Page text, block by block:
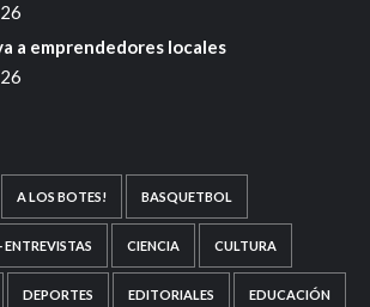
a emprendedores locales
A LOS BOTES! BASQUETBOL
CIENCIA CULTURA
DEPORTES EDITORIALES EDUCACIÓN